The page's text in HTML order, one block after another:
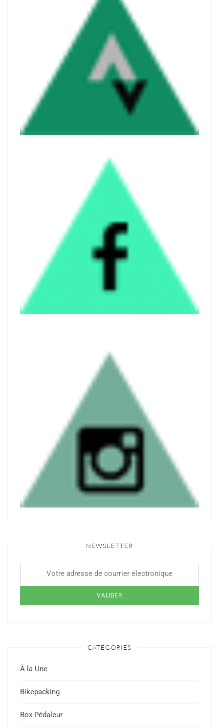
NEWSLETTER
CATÉGORIES
À la Une
Bikepacking
Box Pédaleur